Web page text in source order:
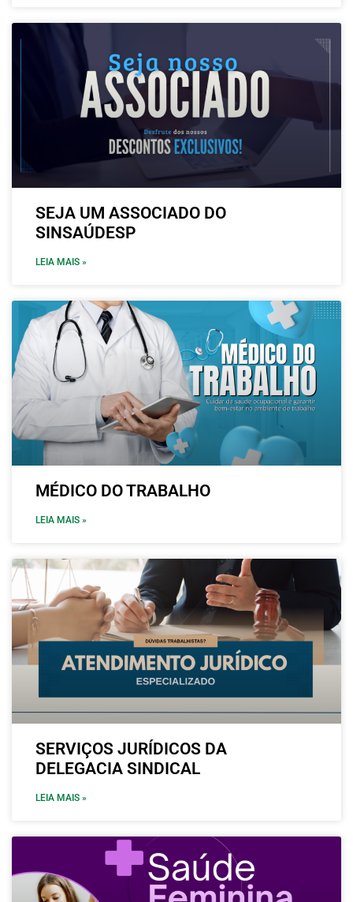
SEJA UM ASSOCIADO DO
SINSAÚDESP
LEIA MAIS »
MÉDICO DO TRABALHO
LEIA MAIS »
SERVIÇOS JURÍDICOS DA
DELEGACIA SINDICAL
LEIA MAIS »